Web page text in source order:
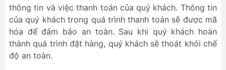
thông tin và việc thanh toán của quý khách. Thông tin
của quý khách trong quá trình thanh toán sẽ được mã
hóa để đảm bảo an toàn. Sau khi quý khách hoàn
thành quá trình đặt hàng, quý khách sẽ thoát khỏi chế
độ an toàn.